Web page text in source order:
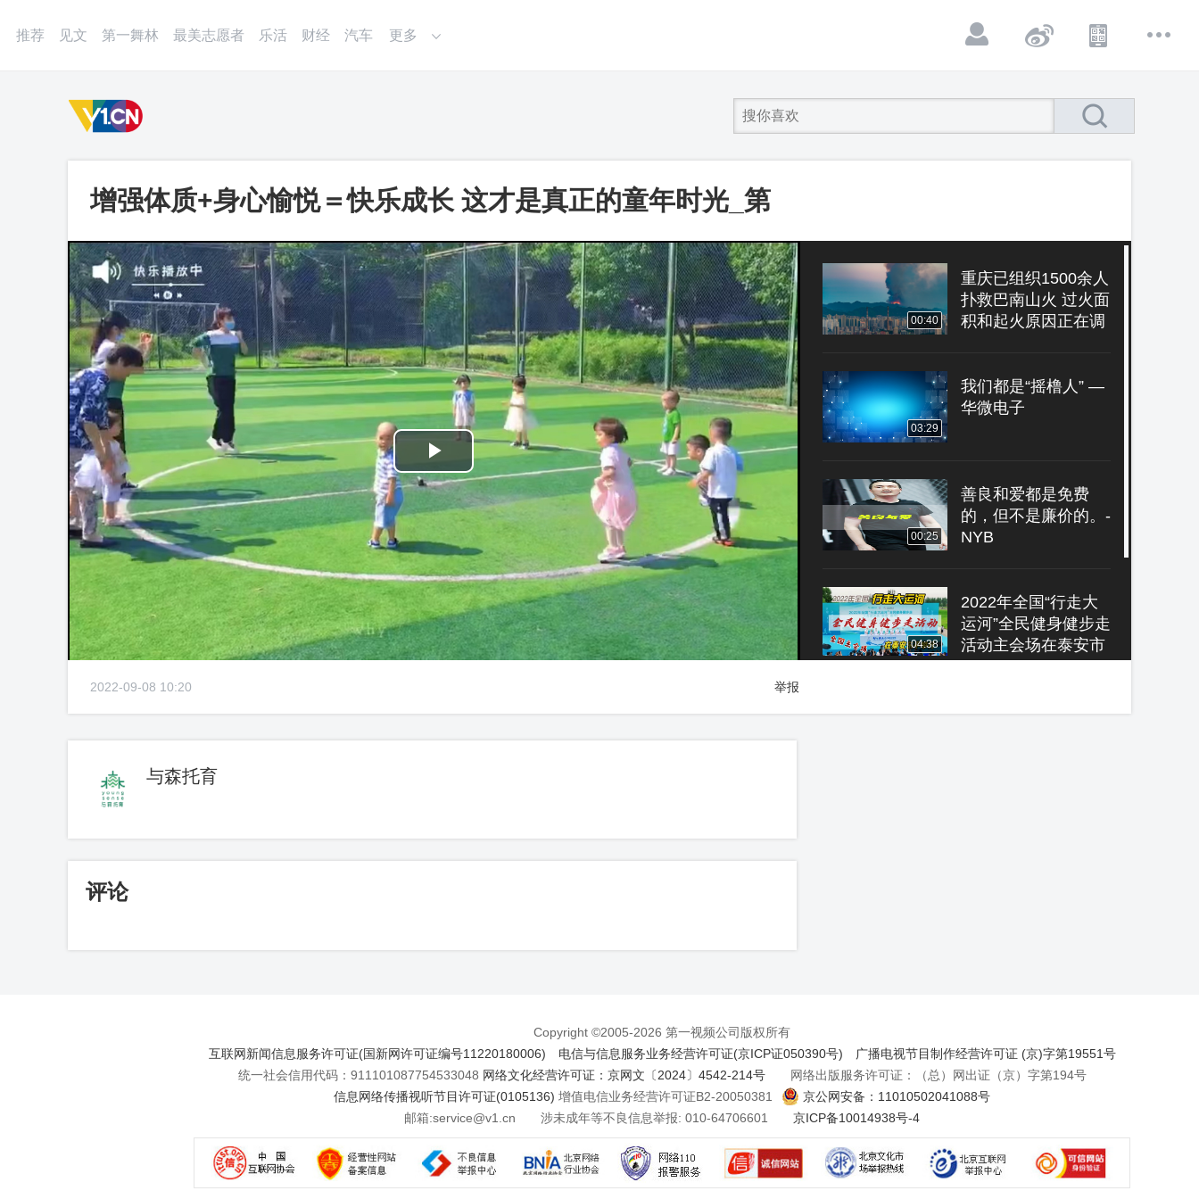
推荐 见文 第一舞林 最美志愿者 乐活 财经 汽车 更多
增强体质+身心愉悦＝快乐成长 这才是真正的童年时光_第
一视频
Play
Video
00:40
重庆已组织1500余人
扑救巴南山火 过火面
积和起火原因正在调
03:29
我们都是“摇橹人” —
华微电子
00:25
善良和爱都是免费
的，但不是廉价的。-
NYB
04:38
2022年全国“行走大
运河”全民健身健步走
活动主会场在泰安市
健康码突然变黄了？
2022-09-08 10:20 举报
与森托育
评论
Copyright ©2005-2026 第一视频公司版权所有
互联网新闻信息服务许可证(国新网许可证编号11220180006)
电信与信息服务业务经营许可证(京ICP证050390号)
广播电视节目制作经营许可证 (京)字第19551号
统一社会信用代码：911101087754533048 网络文化经营许可证：京网文〔2024〕4542-214号网络出版服务许可证：（总）网出证（京）字第194号
信息网络传播视听节目许可证(0105136) 增值电信业务经营许可证B2-20050381
京公网安备：11010502041088号
邮箱:service@v1.cn 涉未成年等不良信息举报: 010-64706601 京ICP备10014938号-4